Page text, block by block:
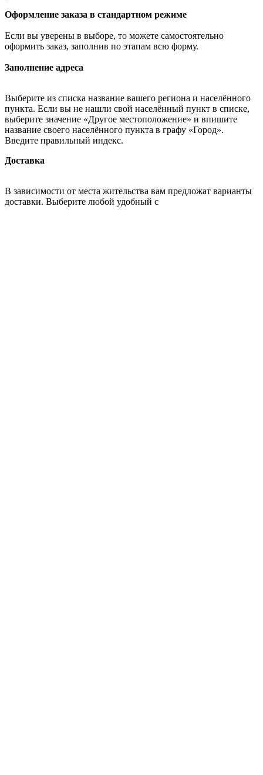
Оформление заказа в стандартном режиме
Если вы уверены в выборе, то можете самостоятельно
оформить заказ, заполнив по этапам всю форму.
Заполнение адреса
Выберите из списка название вашего региона и населённого
пункта. Если вы не нашли свой населённый пункт в списке,
выберите значение «Другое местоположение» и впишите
название своего населённого пункта в графу «Город».
Введите правильный индекс.
Доставка
В зависимости от места жительства вам предложат варианты
доставки. Выберите любой удобный с